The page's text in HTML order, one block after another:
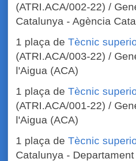
(ATRI.ACA/002-22) /
Catalunya - Agència
1 plaça de Tècnic
(ATRI.ACA/003-22) /
l'Aigua (ACA)
1 plaça de Tècnic
(ATRI.ACA/001-22) /
l'Aigua (ACA)
1 plaça de Tècnic
Catalunya -